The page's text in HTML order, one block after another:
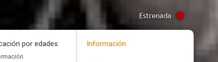
Estrenada
por edades Información